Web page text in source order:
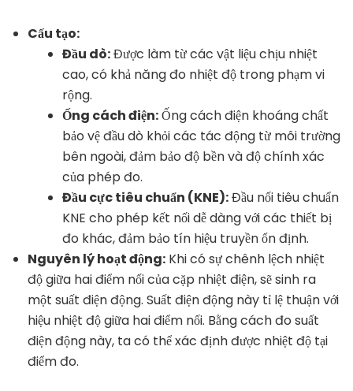
Cấu tạo:
Đầu dò:Được làm từ các vật liệu chịu nhiệt
cao, có khả năng đo nhiệt độ trong phạm vi
rộng.
Ống cách điện:Ống cách điện khoáng chất
bảo vệ đầu dò khỏi các tác động từ môi trường
bên ngoài, đảm bảo độ bền và độ chính xác
của phép đo.
Đầu cực tiêu chuẩn (KNE):Đầu nối tiêu chuẩn
KNE cho phép kết nối dễ dàng với các thiết bị
đo khác, đảm bảo tín hiệu truyền ổn định.
Nguyên lý hoạt động: Khi có sự chênh lệch nhiệt
độ giữa hai điểm nối của cặp nhiệt điện, sẽ sinh ra
một suất điện động. Suất điện động này tỉ lệ thuận với
hiệu nhiệt độ giữa hai điểm nối. Bằng cách đo suất
điện động này, ta có thể xác định được nhiệt độ tại
điểm đo.